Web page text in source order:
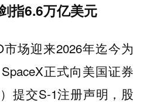
指6.6万亿美元
场迎来2026年迄今为
正式向美国证券
提交S-1注册声明，股